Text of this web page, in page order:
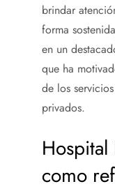
brindar
forma
en un
que ha
de los
privados.
como